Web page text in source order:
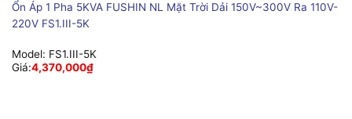
Ổn Áp 1 Pha 5KVA FUSHIN NL Mặt Trời Dải 150V~300V Ra 110V-
220V FS1.III-5K
Model: FS1.III-5K
Giá:4,370,000₫